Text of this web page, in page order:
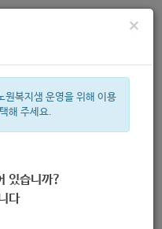
지 정보
×
원복지샘 운영을 위해 이용
해 주세요.
있습니까?
다